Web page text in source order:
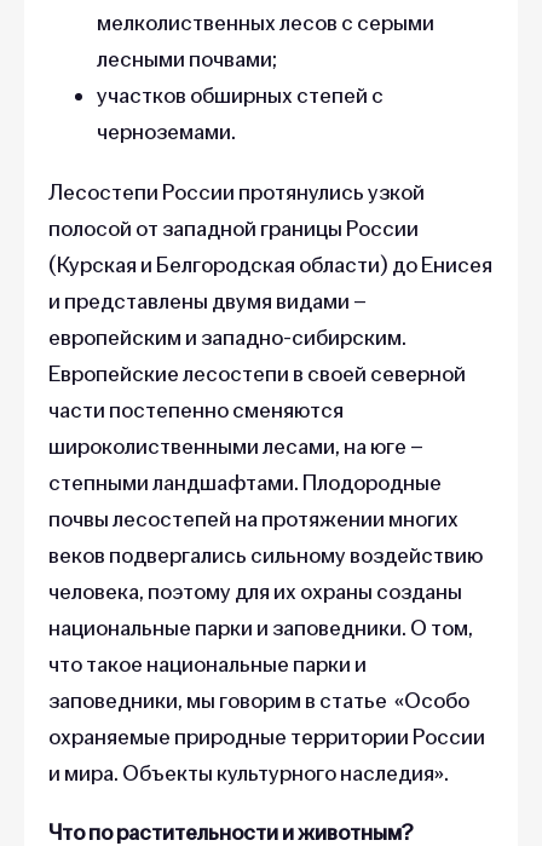
мелколиственных лесов с серыми
лесными почвами;
участков обширных степей с
черноземами.
Лесостепи России протянулись узкой
полосой от западной границы России
(Курская и Белгородская области) до Енисея
и представлены двумя видами –
европейским и западно-сибирским.
Европейские лесостепи в своей северной
части постепенно сменяются
широколиственными лесами, на юге –
степными ландшафтами. Плодородные
почвы лесостепей на протяжении многих
веков подвергались сильному воздействию
человека, поэтому для их охраны созданы
национальные парки и заповедники. О том,
что такое национальные парки и
заповедники, мы говорим в статье «Особо
охраняемые природные территории России
и мира. Объекты культурного наследия».
Что по растительности и животным?